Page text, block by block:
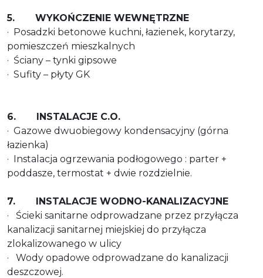
5. WYKOŃCZENIE WEWNĘTRZNE
· Posadzki betonowe kuchni, łazienek, korytarzy,
pomieszczeń mieszkalnych
· Ściany – tynki gipsowe
· Sufity – płyty GK
6. INSTALACJE C.O.
· Gazowe dwuobiegowy kondensacyjny (górna
łazienka)
· Instalacja ogrzewania podłogowego : parter +
poddasze, termostat + dwie rozdzielnie.
7. INSTALACJE WODNO-KANALIZACYJNE
· Ścieki sanitarne odprowadzane przez przyłącza
kanalizacji sanitarnej miejskiej do przyłącza
zlokalizowanego w ulicy
· Wody opadowe odprowadzane do kanalizacji
deszczowej.